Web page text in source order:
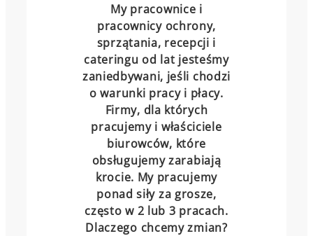
My pracownice i
pracownicy ochrony,
sprzątania, recepcji i
cateringu od lat jesteśmy
zaniedbywani, jeśli chodzi
o warunki pracy i płacy.
Firmy, dla których
pracujemy i właściciele
biurowców, które
obsługujemy zarabiają
krocie. My pracujemy
ponad siły za grosze,
często w 2 lub 3 pracach.
Dlaczego chcemy zmian?